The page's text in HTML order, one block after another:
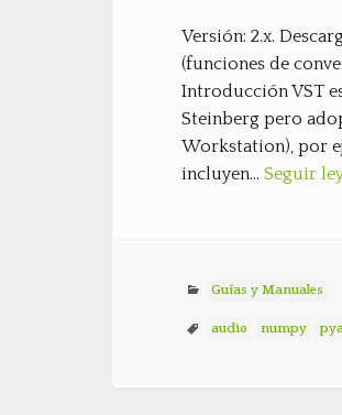
Versión: 2.x.
(funciones de
Introducción VST
Steinberg pero
Workstation), por
incluyen… Seguir
Guías y Manuales
audio numpy